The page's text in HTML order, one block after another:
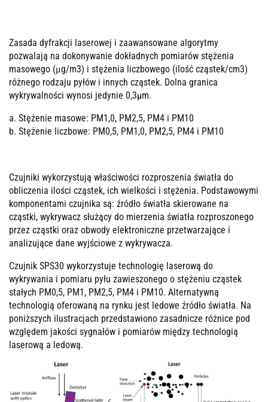
Zasada dyfrakcji laserowej i zaawansowane algorytmy
pozwalają na dokonywanie dokładnych pomiarów stężenia
masowego (μg/m3) i stężenia liczbowego (ilość cząstek/cm3)
różnego rodzaju pyłów i innych cząstek. Dolna granica
wykrywalności wynosi jedynie 0,3µm.
a. Stężenie masowe: PM1,0, PM2,5, PM4 i PM10
b. Stężenie liczbowe: PM0,5, PM1,0, PM2,5, PM4 i PM10
Czujniki wykorzystują właściwości rozproszenia światła do
obliczenia ilości cząstek, ich wielkości i stężenia. Podstawowymi
komponentami czujnika są: źródło światła skierowane na
cząstki, wykrywacz służący do mierzenia światła rozproszonego
przez cząstki oraz obwody elektroniczne przetwarzające i
analizujące dane wyjściowe z wykrywacza.
Czujnik SPS30 wykorzystuje technologię laserową do
wykrywania i pomiaru pyłu zawieszonego o stężeniu cząstek
stałych PM0,5, PM1, PM2,5, PM4 i PM10. Alternatywną
technologią oferowaną na rynku jest ledowe źródło światła. Na
poniższych ilustracjach przedstawiono zasadnicze różnice pod
względem jakości sygnałów i pomiarów między technologią
laserową a ledową.